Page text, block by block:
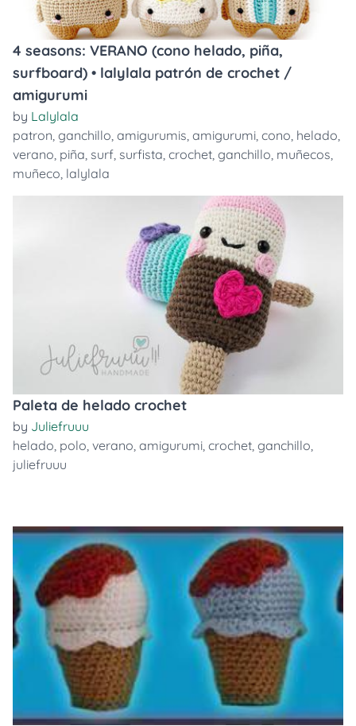
4 seasons: VERANO (cono helado, piña,
surfboard) • lalylala patrón de crochet /
amigurumi
by Lalylala
patron, ganchillo, amigurumis, amigurumi, cono, helado,
verano, piña, surf, surfista, crochet, ganchillo, muñecos,
muñeco, lalylala
Paleta de helado crochet
by Juliefruuu
helado, polo, verano, amigurumi, crochet, ganchillo,
juliefruuu